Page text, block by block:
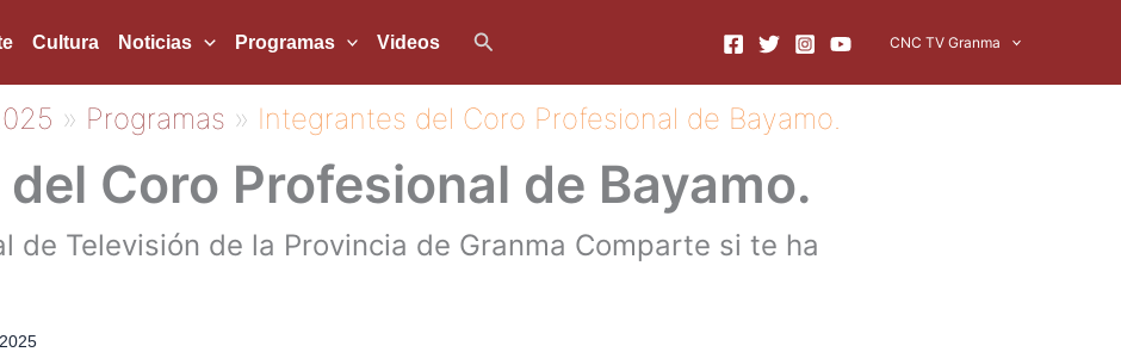
Cultura Noticias Programas Videos Buscar CNC TV Granma
Programas Integrantes del Coro Profesional de Bayamo.
Coro Profesional de Bayamo.
de Televisión de la Provincia de Granma Comparte si te ha